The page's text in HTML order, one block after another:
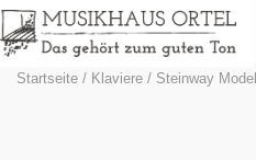
Skip
to
Startseite / Klaviere / Steinway